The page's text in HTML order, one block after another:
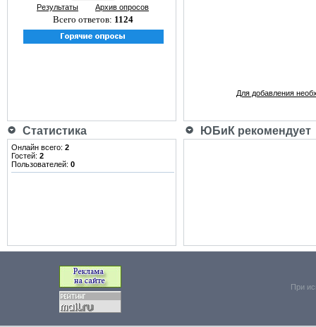
Результаты Архив опросов
Всего ответов: 1124
Для добавления
Статистика ЮБиК рекомендует
Онлайн всего: 2
Гостей: 2
Пользователей: 0
При